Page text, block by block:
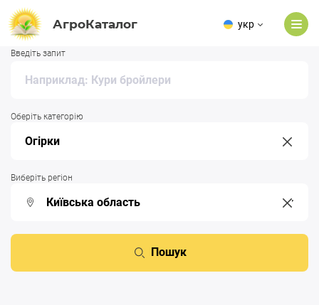
АгроКаталог укр
Введіть запит
Оберіть категорію
Виберіть регіон
Пошук